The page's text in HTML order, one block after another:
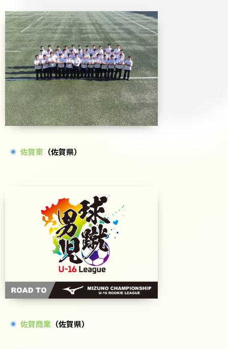
佐賀東 （佐賀県）
佐賀商業 （佐賀県）